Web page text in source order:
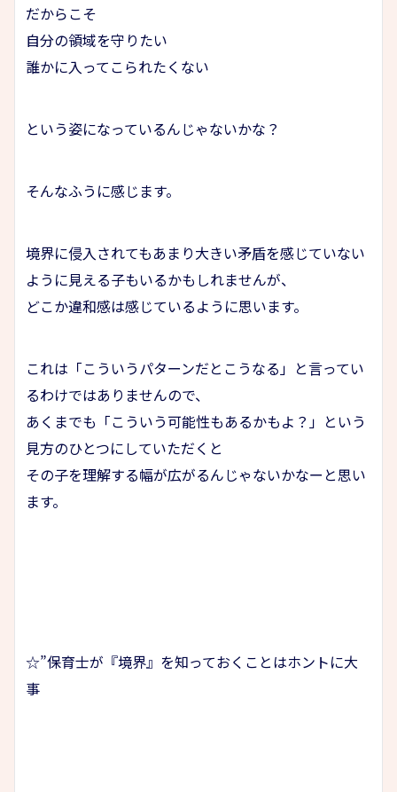
だからこそ
自分の領域を守りたい
誰かに入ってこられたくない
という姿になっているんじゃないかな？
そんなふうに感じます。
境界に侵入されてもあまり大きい矛盾を感じていない
ように見える子もいるかもしれませんが、
どこか違和感は感じているように思います。
これは「こういうパターンだとこうなる」と言ってい
るわけではありませんので、
あくまでも「こういう可能性もあるかもよ？」という
見方のひとつにしていただくと
その子を理解する幅が広がるんじゃないかなーと思い
ます。
☆”保育士が『境界』を知っておくことはホントに大
事